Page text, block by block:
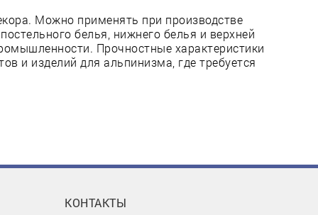
Можно применять при производстве
белья, нижнего белья и верхней
Прочностные характеристики
и изделий для альпинизма, где требуется
КОНТАКТЫ